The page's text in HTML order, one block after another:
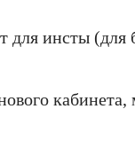
для инсты